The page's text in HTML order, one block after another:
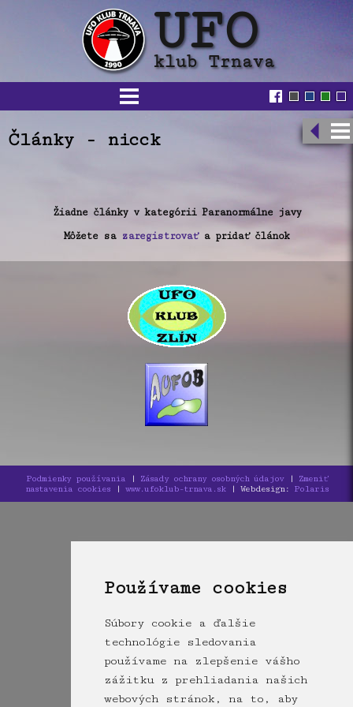
Používame cookies
Súbory cookie a ďalšie
technológie sledovania
používame na zlepšenie vášho
zážitku z prehliadania našich
webových stránok, na to, aby
Články - nicck
Žiadne články v kategórii Paranormálne javy
Môžete sa zaregistrovaťa pridať článok
Podmienky používania| Zásady ochrany osobných údajov|
Zmeniť
nastavenia cookies| www.ufoklub-trnava.sk| Webdesign: Polaris